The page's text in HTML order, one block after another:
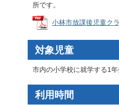
所です。
小林市放課後児童ク
対象児童
市内の小学校に就学する1
利用時間